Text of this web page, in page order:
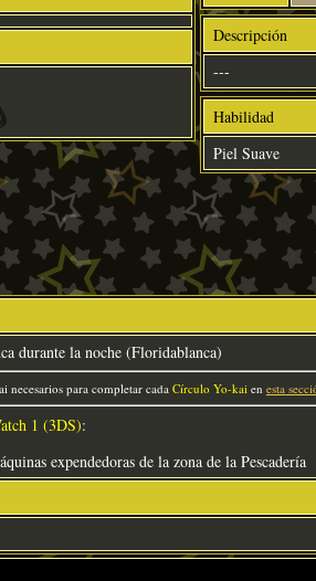
Descripción
---
Habilidad
Piel Suave
durante la noche (Floridablanca)
necesarios para completar cada Círculo Yo-kai en esta
1 (3DS):
expendedoras de la zona de la Pescadería